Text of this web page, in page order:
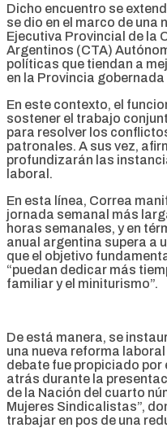
Dicho encuentro se
se dio en el marco de una
Ejecutiva Provincial de la
Argentinos (CTA)
políticas que tiendan a
en la Provincia gobernada
En este contexto, el
sostener el trabajo
para resolver los
patronales. A sus vez,
profundizarán las
laboral.
En esta línea, Correa
jornada semanal más
horas semanales, y en
anual argentina supera a
que el objetivo
“puedan dedicar más
familiar y el miniturismo”.
De está manera, se
una nueva reforma
debate fue propiciado por
atrás durante la
de la Nación del cuarto
Mujeres Sindicalistas”,
trabajar en pos de una